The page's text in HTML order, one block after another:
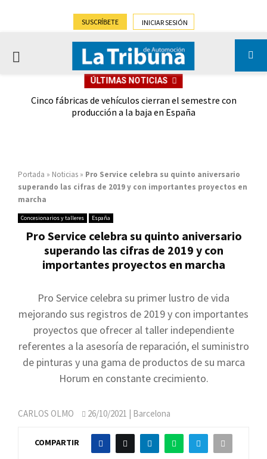
SUSCRÍBETE INICIAR SESIÓN
PRIMARY
ÚLTIMAS NOTICIAS
Cinco fábricas de vehículos cierran el semestre con
producción a la baja en España
Portada » Noticias » Pro Service celebra su quinto aniversario
superando las cifras de 2019 y con importantes proyectos en
marcha
Concesionarios y talleres España
Pro Service celebra su quinto aniversario
superando las cifras de 2019 y con
importantes proyectos en marcha
Pro Service celebra su primer lustro de vida
mejorando sus registros de 2019 y con importantes
proyectos que ofrecer al taller independiente
referentes a la asesoría de reparación, el suministro
de pinturas y una gama de productos de su marca
Horum en constante crecimiento.
CARLOS OLMO 26/10/2021 | Barcelona
COMPARTIR